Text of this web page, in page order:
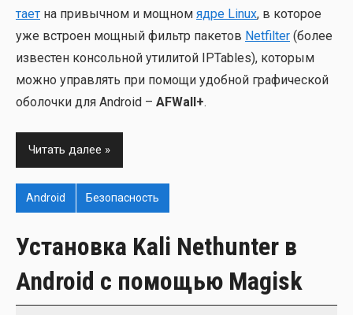
та­ет на при­выч­ном и мощ­ном ядре Linux, в кото­рое
уже встро­ен мощ­ный фильтр паке­тов Netfilter (более
изве­стен кон­соль­ной ути­ли­той IPTables), кото­рым
мож­но управ­лять при помо­щи удоб­ной гра­фи­че­ской
обо­лоч­ки для Android – AFWall+.
Читать далее
Android Безопасность
Установка Kali Nethunter в
Android с помощью Magisk